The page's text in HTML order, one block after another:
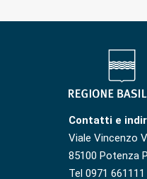
Contatti e
Viale Vincenzo
85100 Potenza
Tel 0971 661111